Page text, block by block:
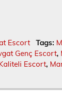
Escort Tags:
Genç Escort,
Escort,